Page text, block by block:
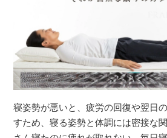
寝姿勢が悪いと、疲労の回復や翌日
すため、寝る姿勢と体調には密接な